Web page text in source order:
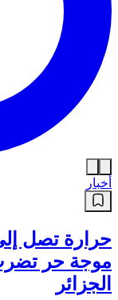
أخبار
موجة حر
الجزائر